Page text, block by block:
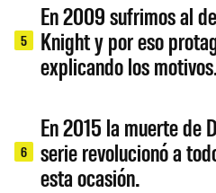
5
En 2009 sufrimos al
Knight y por eso
explicando los
6
En 2015 la muerte de
serie revolucionó a
esta ocasión.